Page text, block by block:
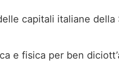
capitali italiane della
e fisica per ben